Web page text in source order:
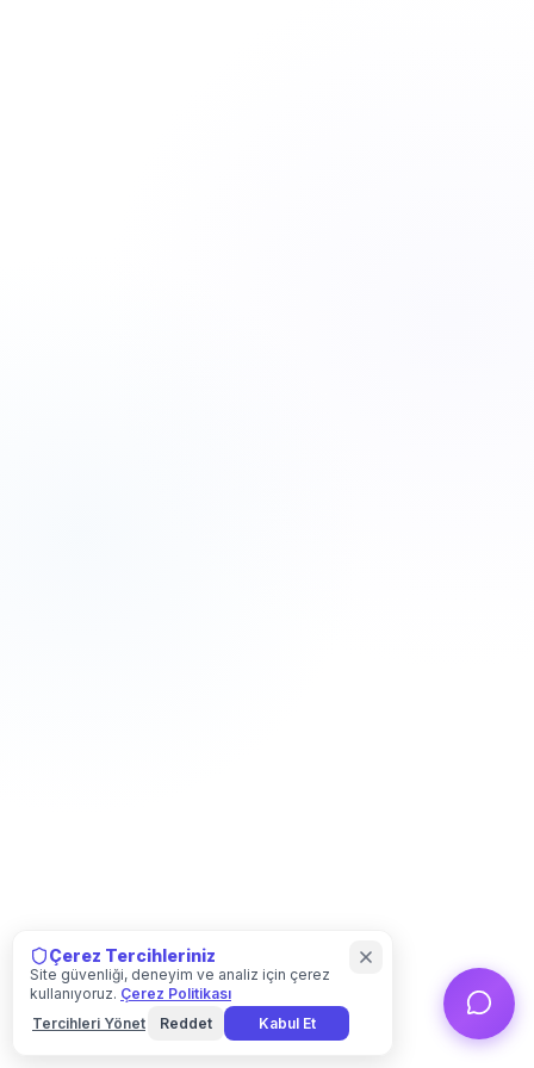
Çerez Tercihleriniz
Site güvenliği, deneyim ve analiz için çerez
kullanıyoruz. Çerez Politikası
Tercihleri Yönet
Reddet Kabul Et